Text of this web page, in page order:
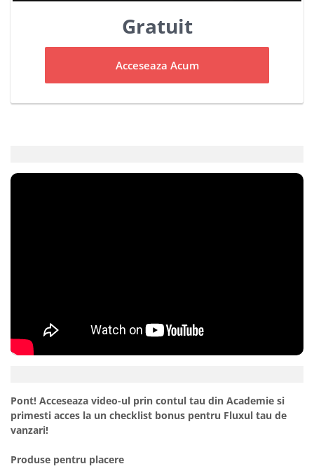
Gratuit
Acceseaza Acum
Pont! Acceseaza video-ul prin contul tau din Academie si
primesti acces la un checklist bonus pentru Fluxul tau de
vanzari!
Produse pentru placere